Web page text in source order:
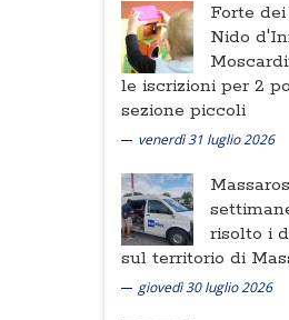
Forte
Nido
le iscrizioni per 2
sezione piccoli
venerdì 31 luglio 2026
risolto i
sul territorio di
giovedì 30 luglio 2026